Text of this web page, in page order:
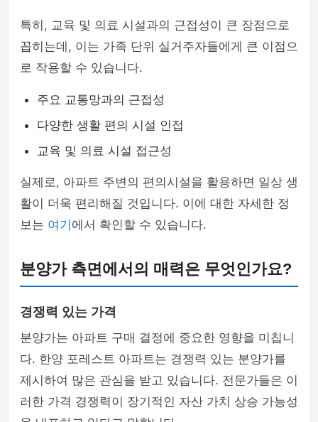
특히, 교육 및 의료 시설과의 근접성이 큰 장점으로
꼽히는데, 이는 가족 단위 실거주자들에게 큰 이점으
로 작용할 수 있습니다.
주요 교통망과의 근접성
다양한 생활 편의 시설 인접
교육 및 의료 시설 접근성
실제로, 아파트 주변의 편의시설을 활용하면 일상 생
활이 더욱 편리해질 것입니다. 이에 대한 자세한 정
보는 여기 에서 확인할 수 있습니다.
분양가 측면에서의 매력은 무엇인가요?
경쟁력 있는 가격
분양가는 아파트 구매 결정에 중요한 영향을 미칩니
다. 한양 포레스트 아파트는 경쟁력 있는 분양가를
제시하여 많은 관심을 받고 있습니다. 전문가들은 이
러한 가격 경쟁력이 장기적인 자산 가치 상승 가능성